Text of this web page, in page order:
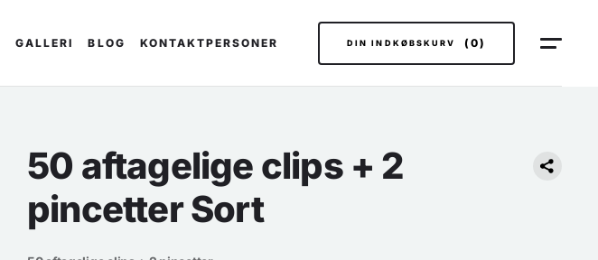
GALLERI BLOG KONTAKTPERSONER DIN INDKØBSKURV (0)
50 aftagelige clips + 2
pincetter Sort